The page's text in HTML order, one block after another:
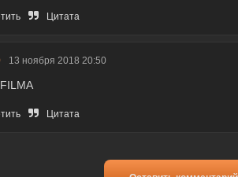
Цитата
13 ноября 2018 20:50
Цитата